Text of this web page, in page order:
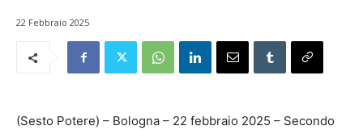
22 Febbraio 2025
(Sesto Potere) – Bologna – 22 febbraio 2025 – Secondo